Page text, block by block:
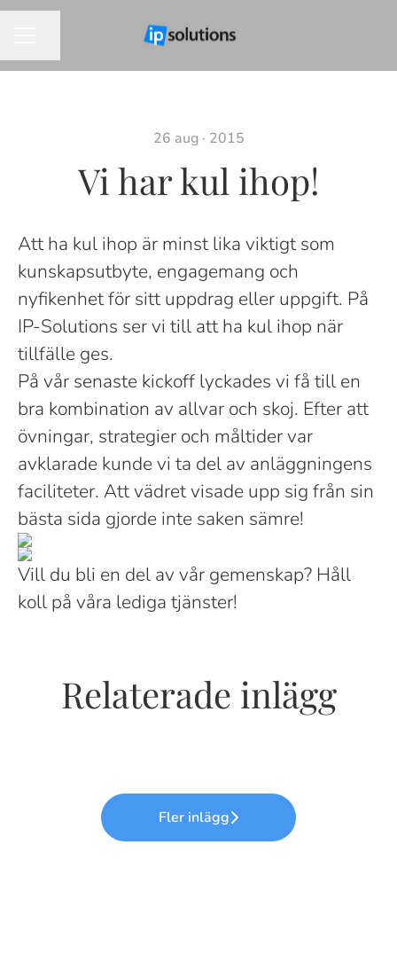
26 aug · 2015
Vi har kul ihop!
Att ha kul ihop är minst lika viktigt som
kunskapsutbyte, engagemang och
nyfikenhet för sitt uppdrag eller uppgift. På
IP-Solutions ser vi till att ha kul ihop när
tillfälle ges.
På vår senaste kickoff lyckades vi få till en
bra kombination av allvar och skoj. Efter att
övningar, strategier och måltider var
avklarade kunde vi ta del av anläggningens
faciliteter. Att vädret visade upp sig från sin
bästa sida gjorde inte saken sämre!
Vill du bli en del av vår gemenskap? Håll
koll på våra lediga tjänster!
Relaterade inlägg
Lär känna en av våra
NetOps 2.0 - nästa generations
Fler inlägg